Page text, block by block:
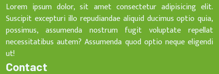
Lorem ipsum dolor, sit amet consectetur adipisicing elit.
Suscipit excepturi illo repudiandae aliquid ducimus optio quia,
possimus, assumenda nostrum fugit voluptate repellat
necessitatibus autem? Assumenda quod optio neque eligendi
ut!
Contact